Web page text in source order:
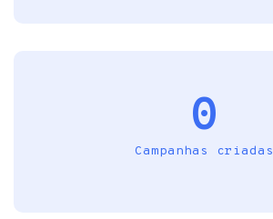
0
Campanhas criadas